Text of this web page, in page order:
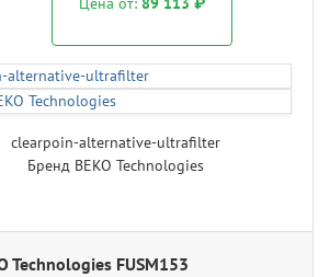
Technologies FUSM153